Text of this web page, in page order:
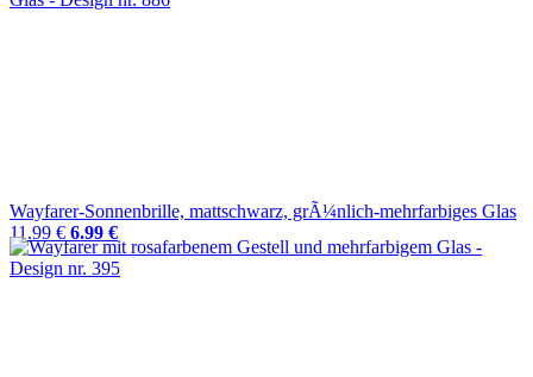
Wayfarer-Sonnenbrille, mattschwarz, grÃ¼nlich-mehrfarbiges Glas
11.99 € 6.99 €